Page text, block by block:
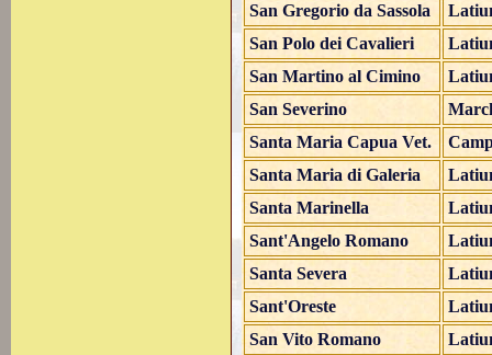
San Gregorio da Sassola
San Polo dei Cavalieri
San Martino al Cimino
San Severino
Santa Maria Capua Vet.
Santa Maria di Galeria
Santa Marinella
Sant'Angelo Romano
Santa Severa
Sant'Oreste
San Vito Romano